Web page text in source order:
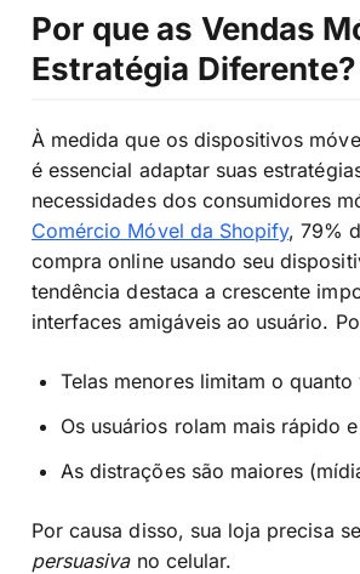
Por que as Vendas
Estratégia Diferente?
À medida que os dispositivos
é essencial adaptar suas
necessidades dos consumidores
Comércio Móvel da Shopify, 79%
compra online usando seu
tendência destaca a crescente
interfaces amigáveis ao usuário.
Telas menores limitam o
Os usuários rolam mais rápido
As distrações são maiores
Por causa disso, sua loja precisa
persuasivano celular.